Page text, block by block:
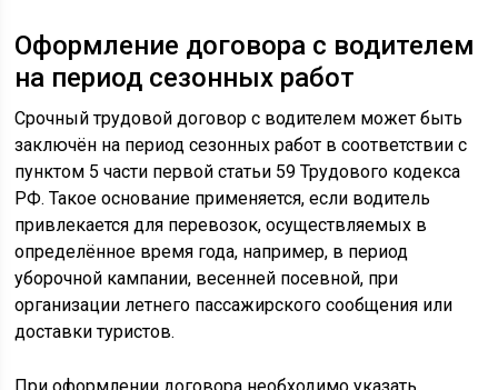
Оформление договора с водителем
на период сезонных работ
Срочный трудовой договор с водителем может быть
заключён на период сезонных работ в соответствии с
пунктом 5 части первой статьи 59 Трудового кодекса
РФ. Такое основание применяется, если водитель
привлекается для перевозок, осуществляемых в
определённое время года, например, в период
уборочной кампании, весенней посевной, при
организации летнего пассажирского сообщения или
доставки туристов.
При оформлении договора необходимо указать